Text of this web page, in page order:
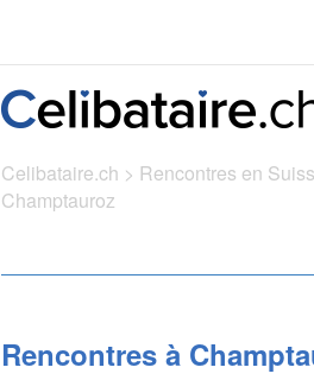
Celibataire.ch > Rencontres en
Champtauroz
Rencontres à